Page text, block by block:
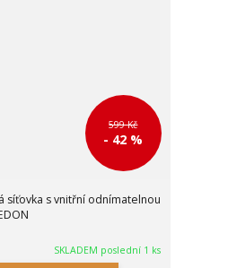
599 Kč
- 42 %
síťovka s vnitřní odnímatelnou
SKLADEM poslední 1 ks